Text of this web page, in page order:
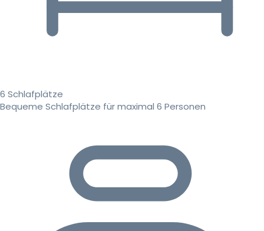
6 Schlafplätze
Bequeme Schlafplätze für maximal 6 Personen